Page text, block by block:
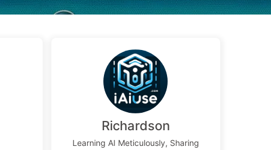
Richardson
Learning AI Meticulously, Sharing